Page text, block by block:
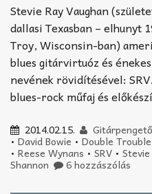
Stevie Ray Vaughan
dallasi Texasban – elhunyt
Troy, Wisconsin-ban)
blues gitárvirtuóz és
nevének rövidítésével:
blues-rock műfaj és
2014.02.15. Gitárpengető
• David Bowie • Double Trouble
• Reese Wynans • SRV •
Shannon 6 hozzászólás